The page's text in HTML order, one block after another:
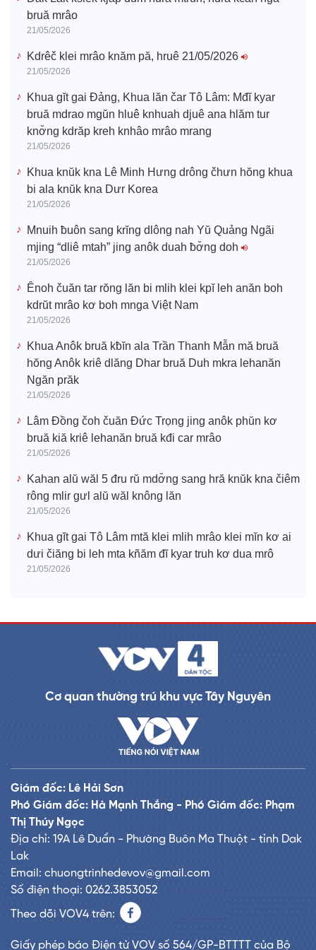
bruă mrâo
21/05/2026
Kdrêč klei mrâo knăm pă, hruê 21/05/2026
21/05/2026
Khua gĭt gai Đảng, Khua lăn čar Tô Lâm: Mđĭ kyar
bruă mdrao mgŭn hluê knhuah djuê ana hlăm tur
knơ̆ng kdrăp kreh knhâo mrâo mrang
21/05/2026
Khua knŭk kna Lê Minh Hưng drông čhưn hŏng khua
bi ala knŭk kna Dưr Korea
21/05/2026
Mnuih ƀuôn sang krĭng dlông nah Yŭ Quảng Ngãi
mjing “dliê mtah” jing anôk duah ƀơ̆ng doh
21/05/2026
Ênoh čuăn tar rŏng lăn bi mlih klei kpĭ leh anăn boh
kdrŭt mrâo kơ boh mnga Việt Nam
21/05/2026
Khua Anôk bruă kƀĭn ala Trần Thanh Mẫn mă bruă
hŏng Anôk kriê dlăng Dhar bruă Duh mkra lehanăn
Ngăn prăk
21/05/2026
Lâm Đồng čoh čuăn Đức Trọng jing anôk phŭn kơ
bruă kiă kriê lehanăn bruă kđi car mrâo
21/05/2026
Kahan alŭ wăl 5 đru rŭ mdơ̆ng sang hră knŭk kna čiêm
rông mlir gưl alŭ wăl knông lăn
21/05/2026
Khua gĭt gai Tô Lâm mtă klei mlih mrâo klei mĭn kơ ai
dưi čiăng bi leh mta kñăm đĭ kyar truh kơ dua mrô
21/05/2026
Cơ quan thường trú khu vực Tây Nguyên
Giám đốc: Lê Hải Sơn
Phó Giám đốc: Hà Mạnh Thắng - Phó Giám đốc: Phạm
Thị Thúy Ngọc
Địa chỉ: 19A Lê Duẩn - Phường Buôn Ma Thuột - tỉnh Dak
Lak
Email: chuongtrinhedevov@gmail.com
Số điện thoại: 0262.3853052
Theo dõi VOV4 trên:
Giấy phép báo Điện tử VOV số 564/GP-BTTTT của Bộ